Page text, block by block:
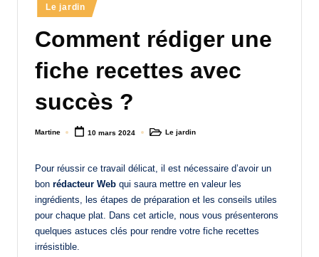
Posted
in
Le jardin
Comment rédiger une
fiche recettes avec
succès ?
Posted
Martine 10 mars 2024
PostedLe jardin
Pour réussir ce travail délicat, il est nécessaire d’avoir un
bon rédacteur Web qui saura mettre en valeur les
ingrédients, les étapes de préparation et les conseils utiles
pour chaque plat. Dans cet article, nous vous présenterons
quelques astuces clés pour rendre votre fiche recettes
irrésistible.